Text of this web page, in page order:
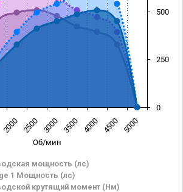
Об/мин
мощность (лс)
1 Мощность (лс)
крутящий момент (Нм)
2000 2500 3000 3500 4000 4500 5000
0
250
500